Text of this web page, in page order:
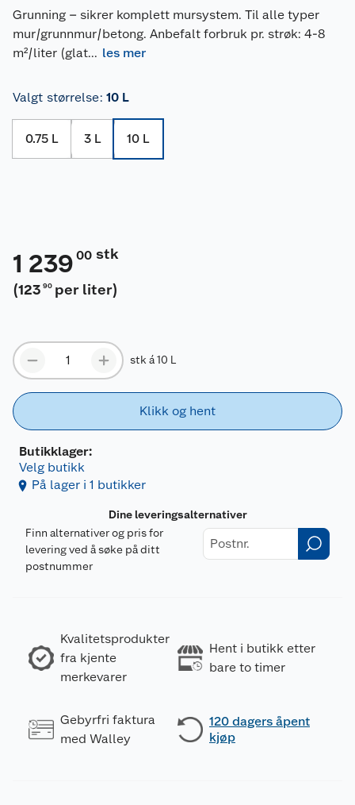
Grunning – sikrer komplett mursystem. Til alle typer
mur/grunnmur/betong. Anbefalt forbruk pr. strøk: 4-8
m²/liter (glat... les mer
Valgt størrelse: 10 L
0.75 L 3 L 10 L
1 239 00 stk
(123 90 per liter)
stk á 10 L
Klikk og hent
Butikklager:
Velg butikk
På lager i 1 butikker
Dine leveringsalternativer
Finn alternativer og pris for
levering ved å søke på ditt
postnummer
Kvalitetsprodukter
fra kjente
merkevarer
Hent i butikk etter
bare to timer
Gebyrfri faktura
med Walley
120 dagers åpent
kjøp